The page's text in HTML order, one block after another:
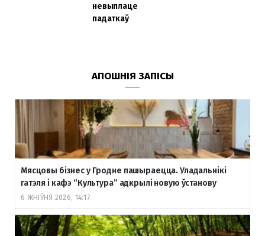
невыплаце
падаткаў
АПОШНІЯ ЗАПІСЫ
Мясцовы бізнес у Гродне пашыраецца. Уладальнікі
гатэля і кафэ “Культура” адкрылі новую ўстанову
6 ЖНІЎНЯ 2026, 14:17